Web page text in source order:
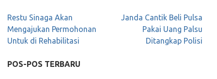
Navigasi
pos
Restu Sinaga Akan
Mengajukan Permohonan
Untuk di Rehabilitasi
Janda Cantik Beli Pulsa
Pakai Uang Palsu
Ditangkap Polisi
POS-POS TERBARU